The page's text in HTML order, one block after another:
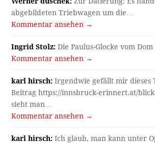
abgebildeten Triebwagen um die…
Kommentar ansehen →
Ingrid Stolz: Die Paulus-Glocke vom Dom
Kommentar ansehen →
karl hirsch: Irgendwie gefällt mir dieses
Beitrag https://innsbruck-erinnert.at/
sieht man…
Kommentar ansehen →
karl hirsch: Ich glaub, man kann unter